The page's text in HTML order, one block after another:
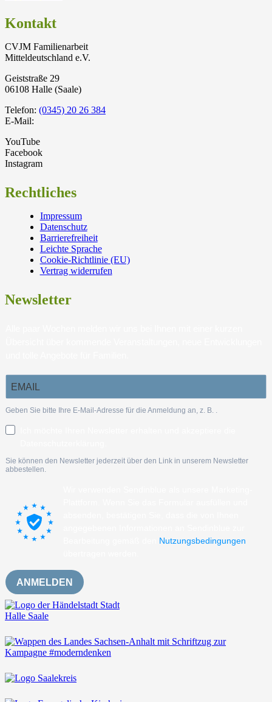
Kontakt
CVJM Familienarbeit
Mitteldeutschland e.V.
Geiststraße 29
06108 Halle (Saale)
Telefon: (0345) 20 26 384
E-Mail:
YouTube
Facebook
Instagram
Rechtliches
Impressum
Datenschutz
Barrierefreiheit
Leichte Sprache
Cookie-Richtlinie (EU)
Vertrag widerrufen
Newsletter
Geben Sie bitte Ihre E-Mail-Adresse für die Anmeldung an, z. B. .
Sie können den Newsletter jederzeit über den Link in unserem Newsletter
abbestellen.
Nutzungsbedingungen
ANMELDEN